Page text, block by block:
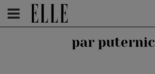
HOMEPAGE /BEAUTY
par puternic